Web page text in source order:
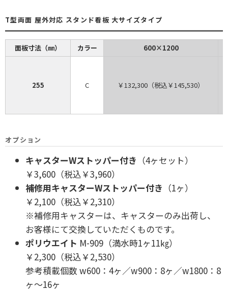
T型両面 屋外対応 スタンド看板 大サイズタイプ
面板寸法（㎜） カラー 600×1200
255 C ￥132,300（税込￥145,530）
オプション
キャスターWストッパー付き （4ヶセット）
￥3,600（税込￥3,960）
補修用キャスターWストッパー付き （1ヶ）
￥2,100（税込￥2,310）
※補修用キャスターは、キャスターのみ出荷し、
お客様にて交換していただくものです。
ポリウエイト M-909（満水時1ヶ11㎏）
￥2,300（税込￥2,530）
参考積載個数 w600：4ヶ／w900：8ヶ／w1800：8
ヶ～16ヶ